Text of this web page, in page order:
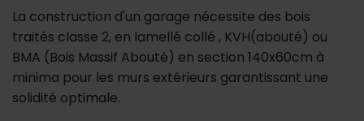
La construction d'un garage nécessite des bois
traités classe 2, en lamellé collé , KVH(abouté) ou
BMA (Bois Massif Abouté) en section 140x60cm à
minima pour les murs extérieurs garantissant une
solidité optimale.